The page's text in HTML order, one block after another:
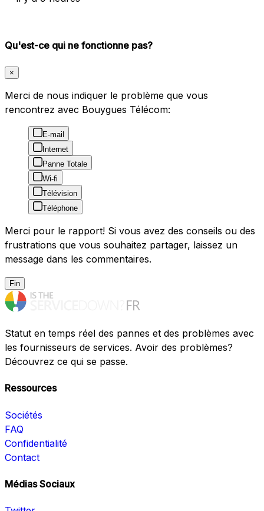
Qu'est-ce qui ne fonctionne pas?
×
Merci de nous indiquer le problème que vous
rencontrez avec Bouygues Télécom:
E-mail
Internet
Panne Totale
Wi-fi
Télévision
Téléphone
Merci pour le rapport! Si vous avez des conseils ou des
frustrations que vous souhaitez partager, laissez un
message dans les commentaires.
Fin
Statut en temps réel des pannes et des problèmes avec
les fournisseurs de services. Avoir des problèmes?
Découvrez ce qui se passe.
Ressources
Sociétés
FAQ
Confidentialité
Contact
Médias Sociaux